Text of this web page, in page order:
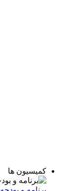
کمیسیون ها